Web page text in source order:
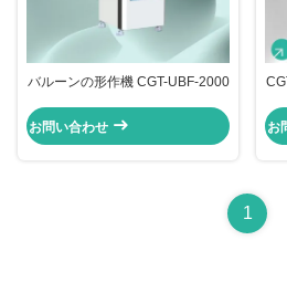
バルーンの形作機 CGT-UBF-2000
お問い合わせ
お
1